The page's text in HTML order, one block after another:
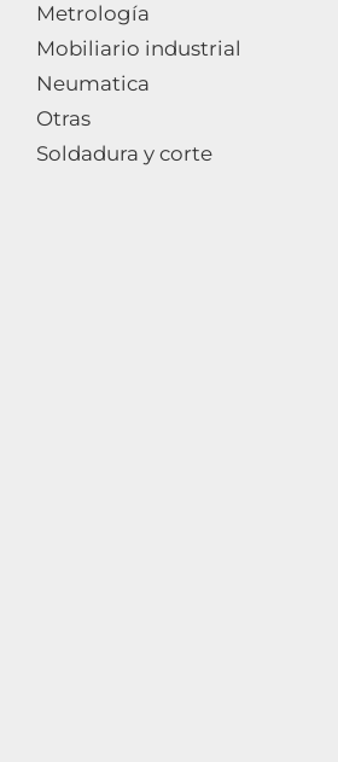
Metrología
Mobiliario industrial
Neumatica
Otras
Soldadura y corte